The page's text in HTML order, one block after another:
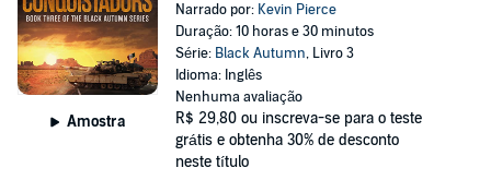
Amostra
Narrado por: Kevin Pierce
Duração: 10 horas e 30 minutos
Série: Black Autumn, Livro 3
Idioma: Inglês
Nenhuma avaliação
R$ 29,80 ou inscreva-se para o teste
grátis e obtenha 30% de desconto
neste título